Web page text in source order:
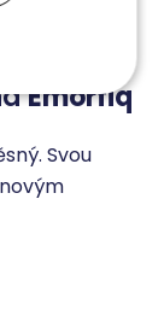
Emorfiq
Svou